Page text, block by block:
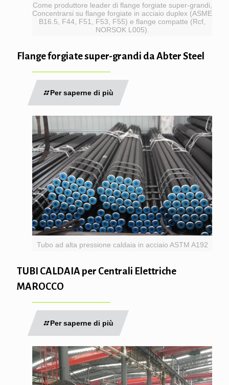
Come produttore leader di flange forgiate super-grandi,
Concentrarsi su flange forgiate in acciaio duplex (ASME
B16.5, F44, F51, F53, F55) e flange compatte (Rcf,
NORSOK L005).
Flange forgiate super-grandi da Abter Steel
Per saperne di più
Tubo ad alta pressione caldaia in acciaio ASTM A192
TUBI CALDAIA per Centrali Elettriche
MAROCCO
Per saperne di più